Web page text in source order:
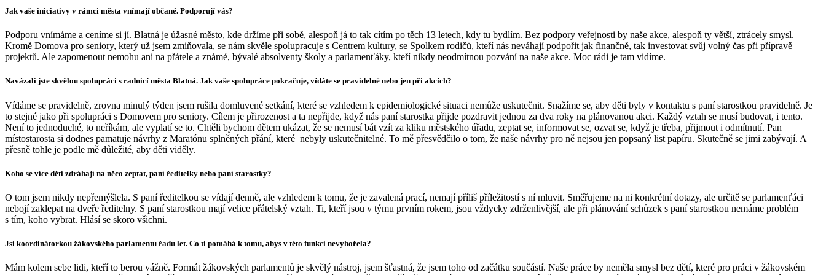
Jak vaše iniciativy v rámci města vnímají občané. Podporují vás?
Podporu vnímáme a ceníme si jí. Blatná je úžasné město, kde držíme při sobě, alespoň já to tak cítím po těch 13 letech, kdy tu bydlím. Bez podpory veřejnosti by naše akce, alespoň ty větší, ztrácely smysl.
Kromě Domova pro seniory, který už jsem zmiňovala, se nám skvěle spolupracuje s Centrem kultury, se Spolkem rodičů, kteří nás neváhají podpořit jak finančně, tak investovat svůj volný čas při přípravě
projektů. Ale zapomenout nemohu ani na přátele a známé, bývalé absolventy školy a parlamenťáky, kteří nikdy neodmítnou pozvání na naše akce. Moc rádi je tam vidíme.
Navázali jste skvělou spolupráci s radnicí města Blatná. Jak vaše spolupráce pokračuje, vídáte se pravidelně nebo jen při akcích?
Vídáme se pravidelně, zrovna minulý týden jsem rušila domluvené setkání, které se vzhledem k epidemiologické situaci nemůže uskutečnit. Snažíme se, aby děti byly v kontaktu s paní starostkou pravidelně. Je
to stejné jako při spolupráci s Domovem pro seniory. Cílem je přirozenost a ta nepřijde, když nás paní starostka přijde pozdravit jednou za dva roky na plánovanou akci. Každý vztah se musí budovat, i tento.
Není to jednoduché, to neříkám, ale vyplatí se to. Chtěli bychom dětem ukázat, že se nemusí bát vzít za kliku městského úřadu, zeptat se, informovat se, ozvat se, když je třeba, přijmout i odmítnutí. Pan
místostarosta si dodnes pamatuje návrhy z Maratónu splněných přání, které nebyly uskutečnitelné. To mě přesvědčilo o tom, že naše návrhy pro ně nejsou jen popsaný list papíru. Skutečně se jimi zabývají. A
přesně tohle je podle mě důležité, aby děti viděly.
Koho se více děti zdráhají na něco zeptat, paní ředitelky nebo paní starostky?
O tom jsem nikdy nepřemýšlela. S paní ředitelkou se vídají denně, ale vzhledem k tomu, že je zavalená prací, nemají příliš příležitostí s ní mluvit. Směřujeme na ni konkrétní dotazy, ale určitě se parlamenťáci
nebojí zaklepat na dveře ředitelny. S paní starostkou mají velice přátelský vztah. Ti, kteří jsou v týmu prvním rokem, jsou vždycky zdrženlivější, ale při plánování schůzek s paní starostkou nemáme problém
s tím, koho vybrat. Hlásí se skoro všichni.
Jsi koordinátorkou žákovského parlamentu řadu let. Co ti pomáhá k tomu, abys v této funkci nevyhořela?
Mám kolem sebe lidi, kteří to berou vážně. Formát žákovských parlamentů je skvělý nástroj, jsem šťastná, že jsem toho od začátku součástí. Naše práce by neměla smysl bez dětí, které pro práci v žákovském